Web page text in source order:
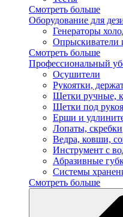
Смотреть больше
Оборудование для
Генераторы
Опрыскиватели
Смотреть больше
Профессиональный
Осушители
Рукоятки,
Щетки ручные,
Щетки под
Ерши и
Лопаты, скребки
Ведра, ковши,
Инструмент с
Абразивные
Системы
Смотреть больше